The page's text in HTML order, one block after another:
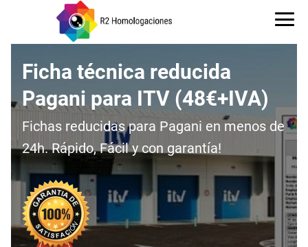
Ficha técnica reducida
Pagani para ITV (48€+IVA)
Fichas reducidas para Pagani en menos de
24h. Rápido, Fácil y con garantía!